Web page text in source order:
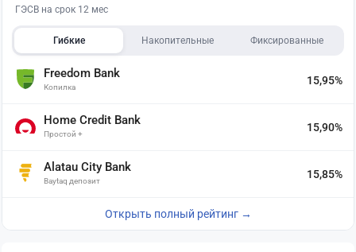
ГЭСВ на срок 12 мес
Гибкие Накопительные Фиксированные
Freedom Bank
Копилка
15,95%
Home Credit Bank
Простой +
15,90%
Alatau City Bank
Baytaq депозит
15,85%
Открыть полный рейтинг →